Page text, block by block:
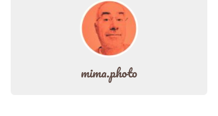
mima.photo